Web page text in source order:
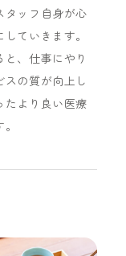
タッフ自身が心
ていきます。
、仕事にやり
の質が向上し
たより良い医療